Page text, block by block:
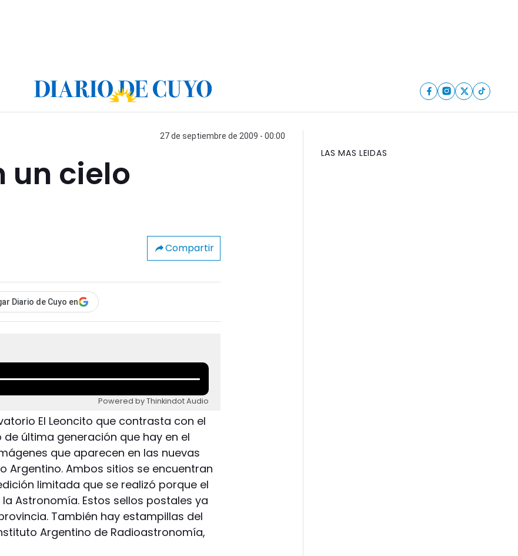
27 de septiembre de 2009 - 00:00
un cielo
Compartir
Diario de Cuyo en
Powered by Thinkindot Audio
El Leoncito que contrasta con el
última generación que hay en el
que aparecen en las nuevas
Argentino. Ambos sitios se encuentran
limitada que se realizó porque el
Astronomía. Estos sellos postales ya
También hay estampillas del
Argentino de Radioastronomía,
LAS MAS LEIDAS